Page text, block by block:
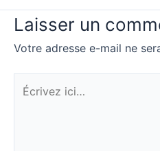
Laisser un
Votre adresse e-mail ne
Écrivez
ici…